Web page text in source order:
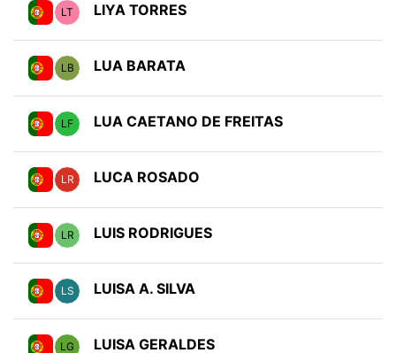
LT LIYA TORRES
LB LUA BARATA
LF LUA CAETANO DE FREITAS
LR LUCA ROSADO
LR LUIS RODRIGUES
LS LUISA A. SILVA
LG LUISA GERALDES